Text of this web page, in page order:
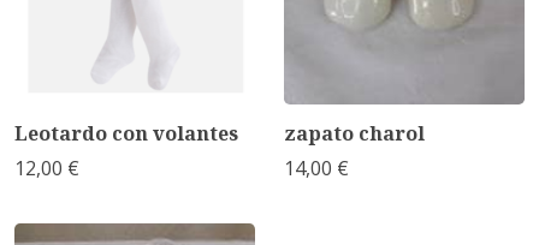
Leotardo con volantes
12,00 €
zapato charol
14,00 €